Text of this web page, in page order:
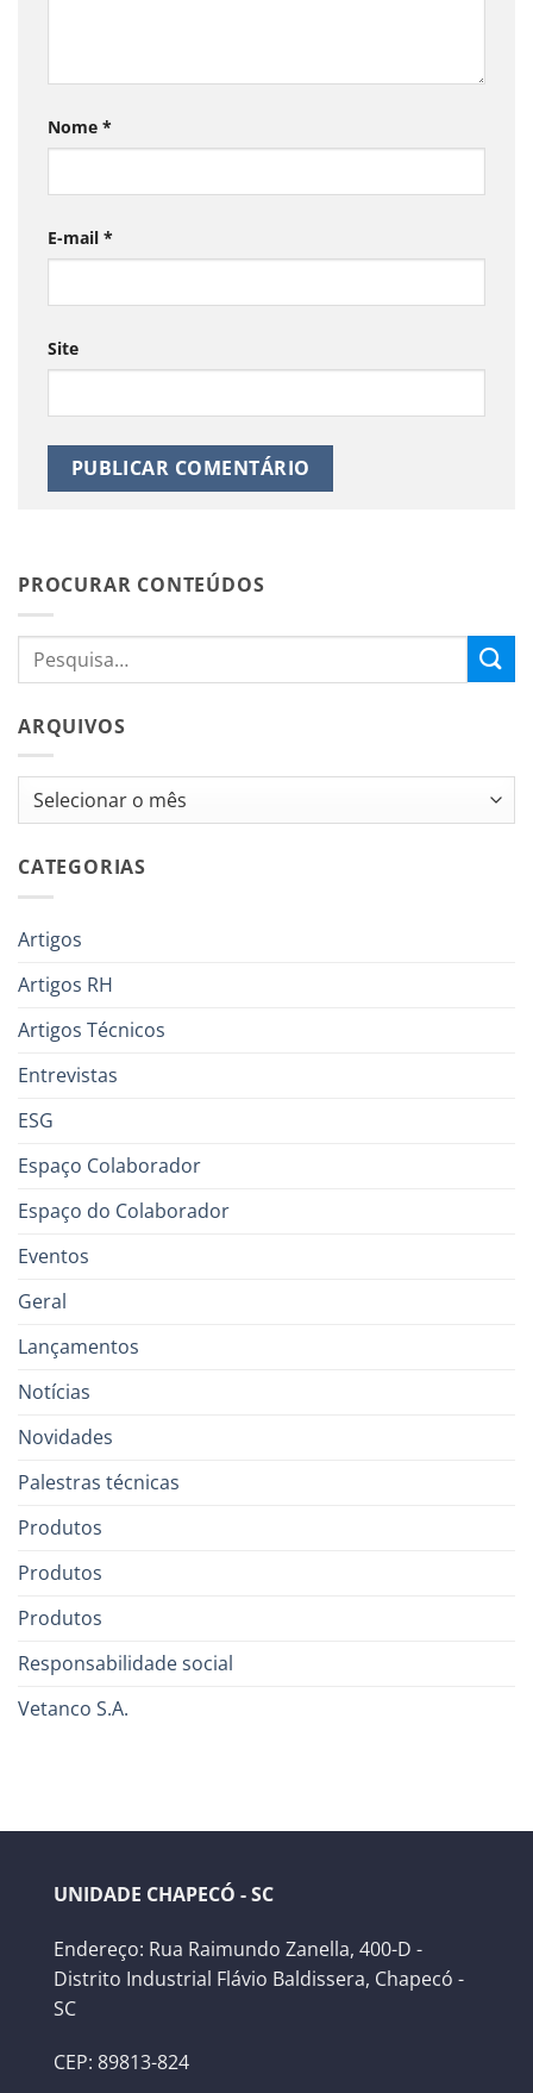
Nome *
E-mail *
Site
PROCURAR CONTEÚDOS
ARQUIVOS
Arquivos
CATEGORIAS
Artigos
Artigos RH
Artigos Técnicos
Entrevistas
ESG
Espaço Colaborador
Espaço do Colaborador
Eventos
Geral
Lançamentos
Notícias
Novidades
Palestras técnicas
Produtos
Produtos
Produtos
Responsabilidade social
Vetanco S.A.
UNIDADE CHAPECÓ - SC
Endereço: Rua Raimundo Zanella, 400-D -
Distrito Industrial Flávio Baldissera, Chapecó -
SC
CEP: 89813-824